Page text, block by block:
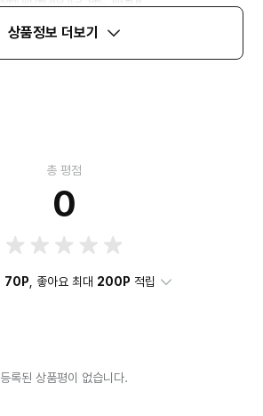
상품정보 더보기
총 평점
0
70P , 좋아요 최대 200P 적립
등록된 상품평이 없습니다.